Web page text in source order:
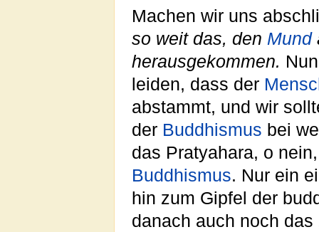
Machen wir uns
so weit das, den Mund
herausgekommen.
leiden, dass der
abstammt, und wir
der Buddhismus bei
das Pratyahara, o
Buddhismus. Nur ein
hin zum Gipfel der
danach auch noch das